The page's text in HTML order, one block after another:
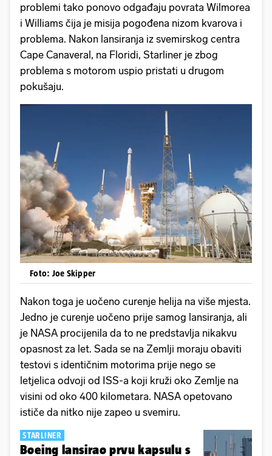
problemi tako ponovo odgađaju povrata Wilmorea
i Williams čija je misija pogođena nizom kvarova i
problema. Nakon lansiranja iz svemirskog centra
Cape Canaveral, na Floridi, Starliner je zbog
problema s motorom uspio pristati u drugom
pokušaju.
Foto: Joe Skipper
Nakon toga je uočeno curenje helija na više mjesta.
Jedno je curenje uočeno prije samog lansiranja, ali
je NASA procijenila da to ne predstavlja nikakvu
opasnost za let. Sada se na Zemlji moraju obaviti
testovi s identičnim motorima prije nego se
letjelica odvoji od ISS-a koji kruži oko Zemlje na
visini od oko 400 kilometara. NASA opetovano
ističe da nitko nije zapeo u svemiru.
STARLINER
Boeing lansirao prvu kapsulu s